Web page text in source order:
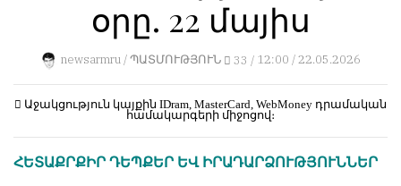
Пользователей:
Խմբագրությունը
քիթը
չի
խոթում
նյութերի
մեջ,
օրը. 22 մայիս
newsarmru /ՊԱՏՄՈՒԹՅՈՒՆ 33 / 12:00 / 22.05.2026
Աջակցություն կայքին IDram, MasterCard, WebMoney դրամական
համակարգերի միջոցով։
ՀԵՏԱՔՐՔԻՐ ԴԵՊՔԵՐ ԵՎ ԻՐԱԴԱՐՁՈՒԹՅՈՒՆՆԵՐ